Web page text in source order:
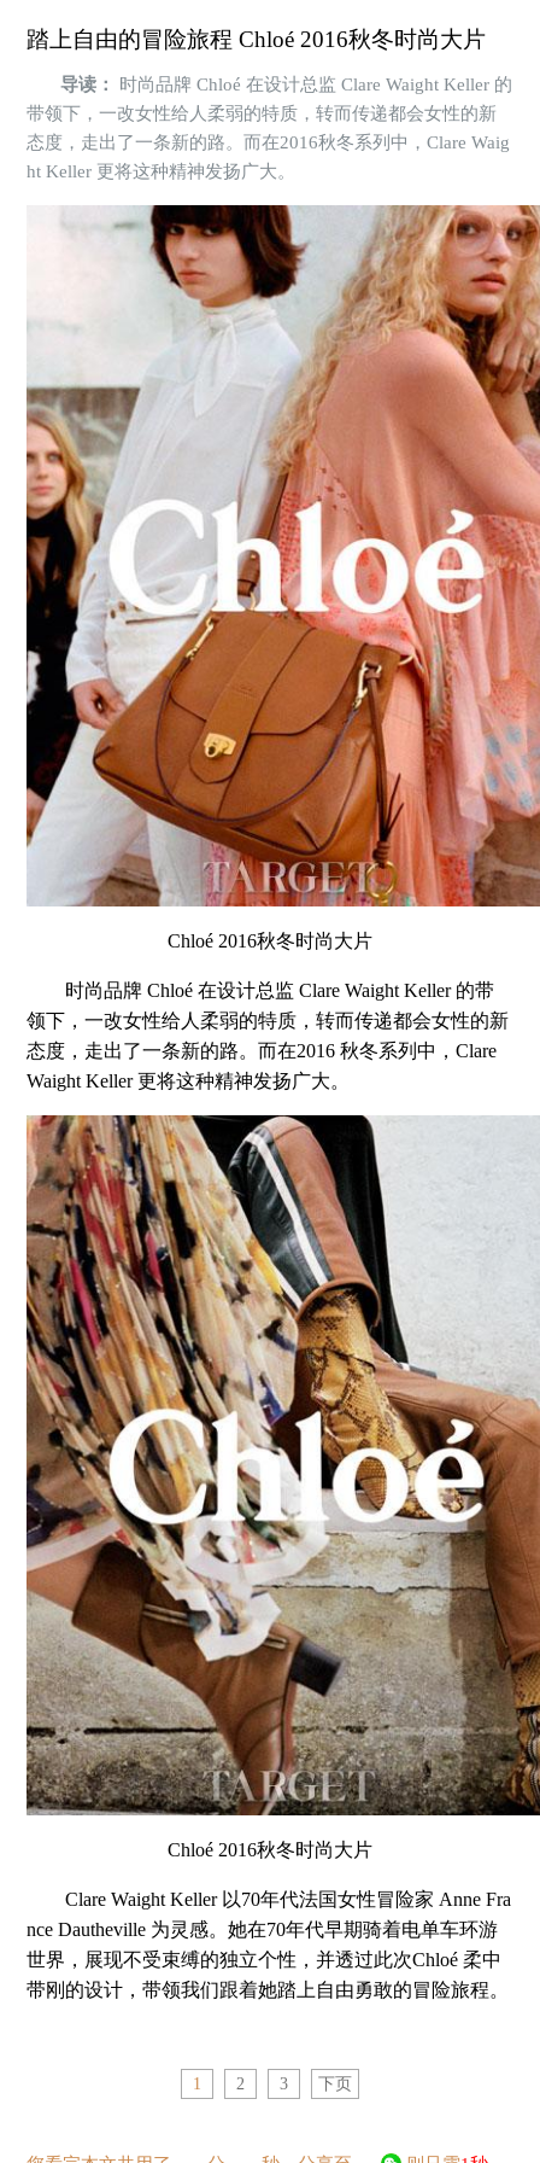
踏上自由的冒险旅程 Chloé 2016秋冬时尚大片
导读：
时尚品牌 Chloé 在设计总监 Clare Waight Keller 的
带领下，一改女性给人柔弱的特质，转而传递都会女性的新
态度，走出了一条新的路。而在2016秋冬系列中，Clare Waig
ht Keller 更将这种精神发扬广大。
Chloé 2016秋冬时尚大片
时尚品牌 Chloé 在设计总监 Clare Waight Keller 的带
领下，一改女性给人柔弱的特质，转而传递都会女性的新
态度，走出了一条新的路。而在2016 秋冬系列中，Clare
Waight Keller 更将这种精神发扬广大。
Chloé 2016秋冬时尚大片
Clare Waight Keller 以70年代法国女性冒险家 Anne Fra
nce Dautheville 为灵感。她在70年代早期骑着电单车环游
世界，展现不受束缚的独立个性，并透过此次Chloé 柔中
带刚的设计，带领我们跟着她踏上自由勇敢的冒险旅程。
1 2 3 下页